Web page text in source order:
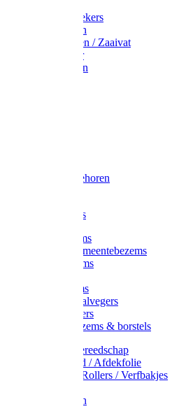
Graskantstekers
Verticuteren
Strooiwagen / Zaaivat
Grasmaaier
Grasscharen
Slede toebehoren
Composters
Straatbezems
Stads- / Gemeentebezems
Terrasbezems
Gootbezems
Kamer-/Zaalvegers
Vloertrekkers
Onkruidbezems & borstels
Schildersgereedschap
Afplakband / Afdekfolie
Kwasten / Rollers / Verfbakjes
Afdekfoliën